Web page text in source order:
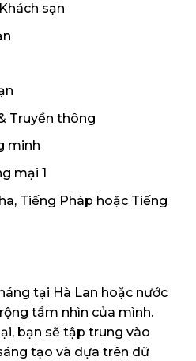
sạn
Truyền thông
minh
mại 1
Tiếng Pháp hoặc Tiếng
tại Hà Lan hoặc nước
tầm nhìn của mình.
bạn sẽ tập trung vào
tạo và dựa trên dữ